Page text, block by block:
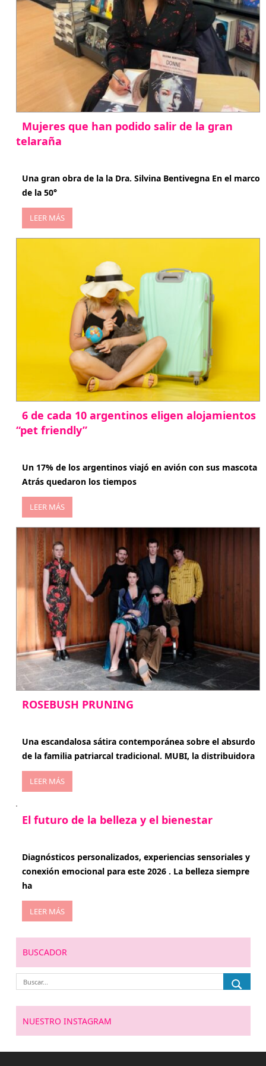
Mujeres que han podido salir de la gran
telaraña
Una gran obra de la la Dra. Silvina Bentivegna En el marco
de la 50°
LEER MÁS
6 de cada 10 argentinos eligen alojamientos
“pet friendly”
Un 17% de los argentinos viajó en avión con sus mascota
Atrás quedaron los tiempos
LEER MÁS
ROSEBUSH PRUNING
Una escandalosa sátira contemporánea sobre el absurdo
de la familia patriarcal tradicional. MUBI, la distribuidora
LEER MÁS
El futuro de la belleza y el bienestar
Diagnósticos personalizados, experiencias sensoriales y
conexión emocional para este 2026 . La belleza siempre
ha
LEER MÁS
BUSCADOR
NUESTRO INSTAGRAM